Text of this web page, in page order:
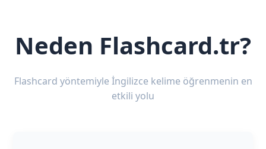
Neden Flashcard.tr?
Flashcard yöntemiyle İngilizce kelime öğrenmenin en
etkili yolu